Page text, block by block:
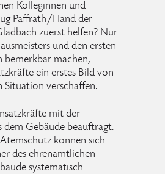
Kolleginnen und
Paffrath/Hand der
zuerst helfen? Nur
und den ersten
bemerkbar machen,
ein erstes Bild von
Situation verschaffen.
mit der
dem Gebäude beauftragt.
können sich
des ehrenamtlichen
systematisch